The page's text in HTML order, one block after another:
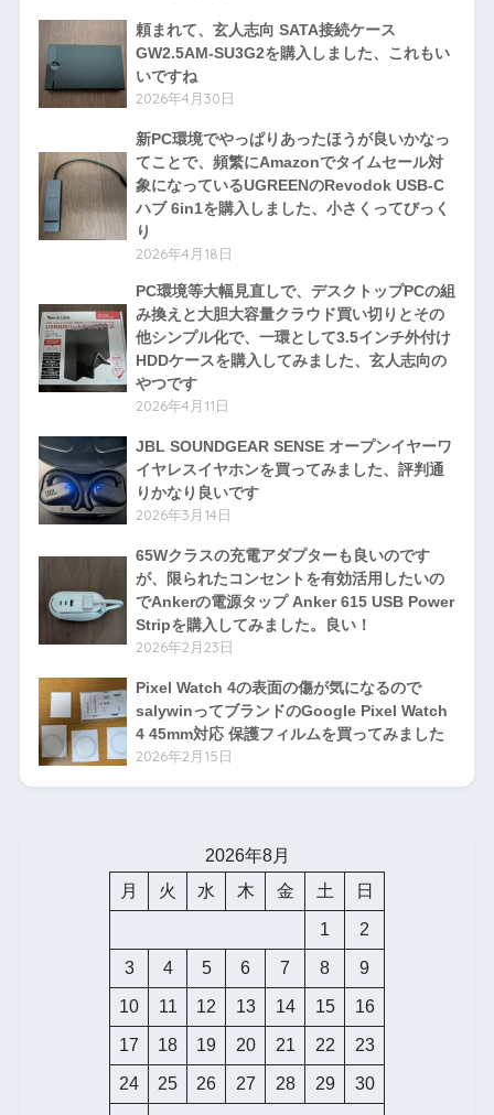
頼まれて、玄人志向 SATA接続ケース
GW2.5AM-SU3G2を購入しました、これもい
いですね
2026年4月30日
新PC環境でやっぱりあったほうが良いかなっ
てことで、頻繁にAmazonでタイムセール対
象になっているUGREENのRevodok USB-C
ハブ 6in1を購入しました、小さくってびっく
り
2026年4月18日
PC環境等大幅見直しで、デスクトップPCの組
み換えと大胆大容量クラウド買い切りとその
他シンプル化で、一環として3.5インチ外付け
HDDケースを購入してみました、玄人志向の
やつです
2026年4月11日
JBL SOUNDGEAR SENSE オープンイヤーワ
イヤレスイヤホンを買ってみました、評判通
りかなり良いです
2026年3月14日
65Wクラスの充電アダプターも良いのです
が、限られたコンセントを有効活用したいの
でAnkerの電源タップ Anker 615 USB Power
Stripを購入してみました。良い！
2026年2月23日
Pixel Watch 4の表面の傷が気になるので
salywinってブランドのGoogle Pixel Watch
4 45mm対応 保護フィルムを買ってみました
2026年2月15日
2026年8月
月
火 水 木 金 土 日
1 2
3 4 5 6 7 8 9
10 11 12 13 14 15 16
17 18 19 20 21 22 23
24 25 26 27 28 29 30